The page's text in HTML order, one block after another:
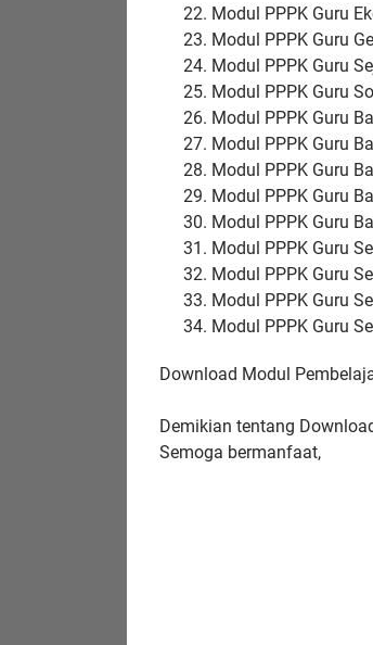
Modul PPPK Guru
Modul PPPK Guru
Modul PPPK Guru
Modul PPPK Guru
Modul PPPK Guru
Modul PPPK Guru
Modul PPPK Guru
Modul PPPK Guru
Modul PPPK Guru
Modul PPPK Guru
Modul PPPK Guru
Modul PPPK Guru
Modul PPPK Guru
Download Modul
Demikian tentang
Semoga bermanfaat,